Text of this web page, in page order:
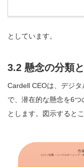
としています。
3.2 懸念の分類
Cardell CEOは、デジ
で、潜在的な懸念を6
とします。図示すると